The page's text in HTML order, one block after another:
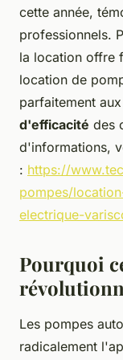
cette année,
professionnels.
la location offre
location de
parfaitement
d'efficacité des
d'informations,
: https://
pompes/
electrique-
Pourquoi
Les pompes
radicalement